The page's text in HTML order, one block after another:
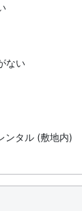
ない
ンタル (敷地内)